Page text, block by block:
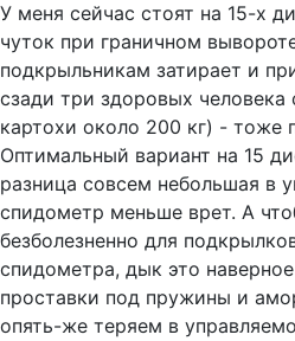
У меня сейчас стоят на 15-х
чуток при граничном
подкрыльникам затирает и
сзади три здоровых человека
картохи около 200 кг) - тоже
Оптимальный вариант на 15
разница совсем небольшая в
спидометр меньше врет. А
безболезненно для
спидометра, дык это
проставки под пружины и
опять-же теряем в